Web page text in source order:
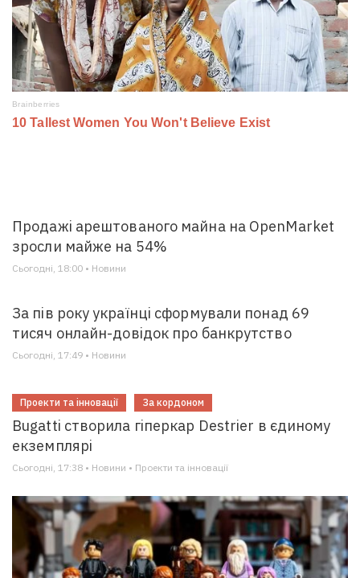
Продажі арештованого майна на OpenMarket
зросли майже на 54%
Сьогодні, 18:00 • Новини
За пів року українці сформували понад 69
тисяч онлайн-довідок про банкрутство
Сьогодні, 17:49 • Новини
Проекти та інновації За кордоном
Bugatti створила гіперкар Destrier в єдиному
екземплярі
Сьогодні, 17:38 • Новини • Проекти та інновації